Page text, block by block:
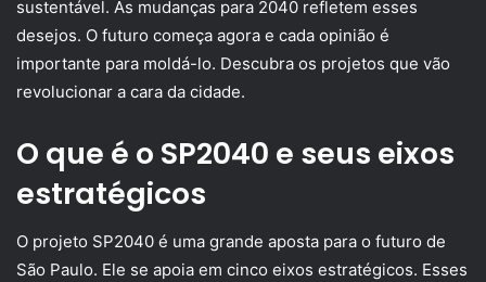
sustentável. As mudanças para 2040 refletem esses
desejos. O futuro começa agora e cada opinião é
importante para moldá-lo. Descubra os projetos que vão
revolucionar a cara da cidade.
O que é o SP2040 e seus eixos
estratégicos
O projeto SP2040 é uma grande aposta para o futuro de
São Paulo. Ele se apoia em cinco eixos estratégicos. Esses